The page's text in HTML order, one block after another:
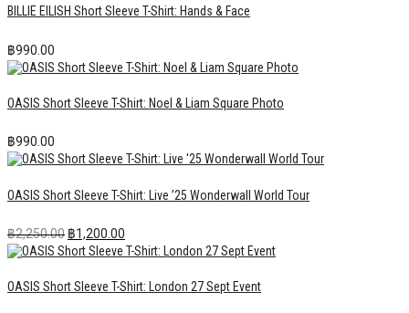
BILLIE EILISH Short Sleeve T-Shirt: Hands & Face
฿990.00
OASIS Short Sleeve T-Shirt: Noel & Liam Square Photo
฿990.00
OASIS Short Sleeve T-Shirt: Live ’25 Wonderwall World Tour
฿2,250.00 Original
price
was:
฿1,200.00
price
is:
OASIS Short Sleeve T-Shirt: London 27 Sept Event